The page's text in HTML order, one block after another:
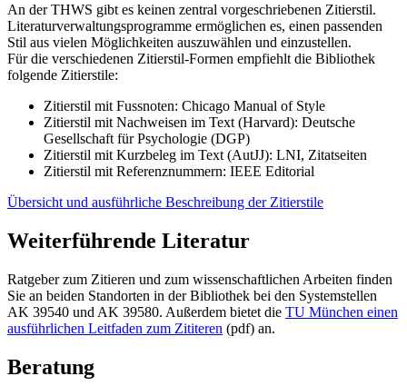
An der THWS gibt es keinen zentral vorgeschriebenen Zitierstil.
Literaturverwaltungsprogramme ermöglichen es, einen passenden
Stil aus vielen Möglichkeiten auszuwählen und einzustellen.
Für die verschiedenen Zitierstil-Formen empfiehlt die Bibliothek
folgende Zitierstile:
Zitierstil mit Fussnoten: Chicago Manual of Style
Zitierstil mit Nachweisen im Text (Harvard): Deutsche
Gesellschaft für Psychologie (DGP)
Zitierstil mit Kurzbeleg im Text (AutJJ): LNI, Zitatseiten
Zitierstil mit Referenznummern: IEEE Editorial
Übersicht und ausführliche Beschreibung der Zitierstile
Weiterführende Literatur
Ratgeber zum Zitieren und zum wissenschaftlichen Arbeiten finden
Sie an beiden Standorten in der Bibliothek bei den Systemstellen
AK 39540 und AK 39580. Außerdem bietet die TU München einen
ausführlichen Leitfaden zum Zititeren (pdf) an.
Beratung